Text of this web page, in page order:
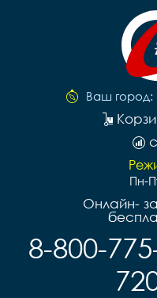
Ваш город:
Пн-
Онлайн-
8-800-